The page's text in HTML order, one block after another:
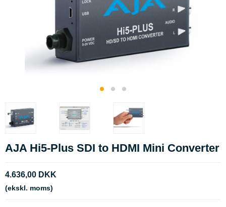
AJA Hi5-Plus SDI to HDMI Mini Converter
4.636,00 DKK
(ekskl. moms)